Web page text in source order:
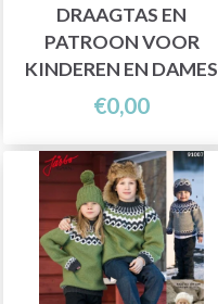
DRAAGTAS EN
PATROON VOOR
KINDEREN EN DAMES
€0,00